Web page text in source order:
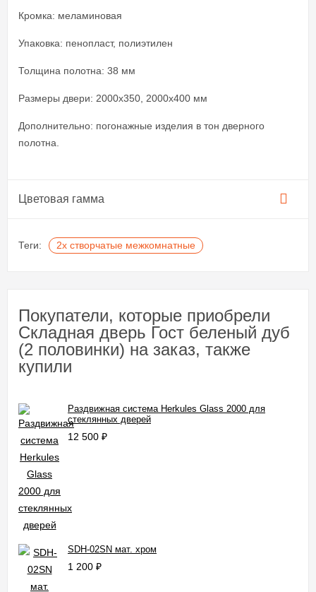
Кромка: меламиновая
Упаковка: пенопласт, полиэтилен
Толщина полотна: 38 мм
Размеры двери: 2000x350, 2000x400 мм
Дополнительно: погонажные изделия в тон дверного
полотна.
Цветовая гамма
Теги: 2х створчатые межкомнатные
Покупатели, которые приобрели
Складная дверь Гост беленый дуб
(2 половинки) на заказ, также
купили
Раздвижная система Herkules Glass 2000 для
стеклянных дверей
12 500 ₽
SDH-02SN мат. хром
1 200 ₽